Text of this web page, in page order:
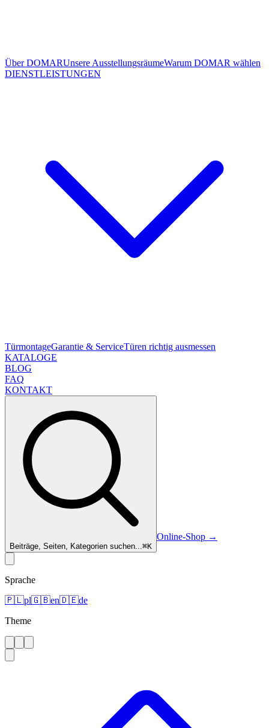
Über DOMARUnsere AusstellungsräumeWarum DOMAR wählen
DIENSTLEISTUNGEN
TürmontageGarantie & ServiceTüren richtig ausmessen
KATALOGE
BLOG
FAQ
KONTAKT
Beiträge, Seiten, Kategorien suchen...⌘K
Online-Shop →
Sprache
🇵🇱pl🇬🇧en🇩🇪de
Theme